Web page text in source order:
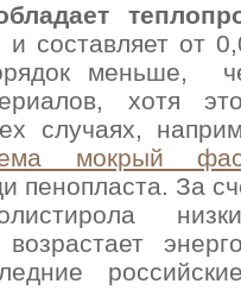
составляет от
меньше,
хотя
случаях,
мокрый
пенопласта. За